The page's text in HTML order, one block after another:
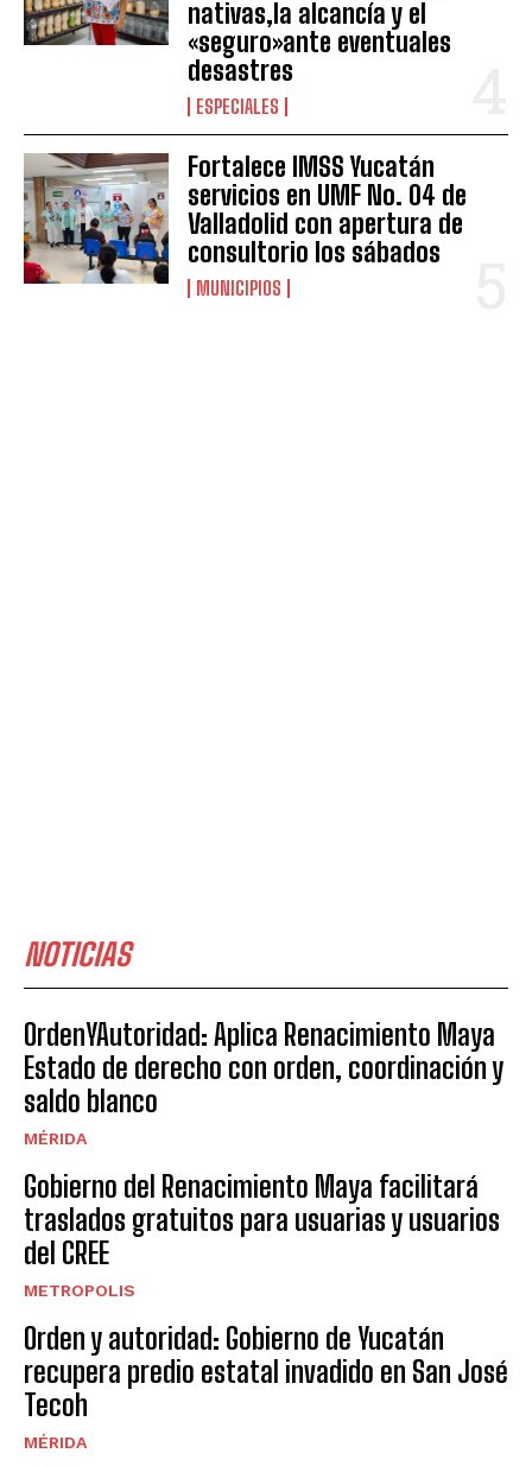
nativas,la alcancía y el
«seguro»ante eventuales
desastres
ESPECIALES
Fortalece IMSS Yucatán
servicios en UMF No. 04 de
Valladolid con apertura de
consultorio los sábados
MUNICIPIOS
NOTICIAS
OrdenYAutoridad: Aplica Renacimiento Maya
Estado de derecho con orden, coordinación y
saldo blanco
MÉRIDA
Gobierno del Renacimiento Maya facilitará
traslados gratuitos para usuarias y usuarios
del CREE
METROPOLIS
Orden y autoridad: Gobierno de Yucatán
recupera predio estatal invadido en San José
Tecoh
MÉRIDA